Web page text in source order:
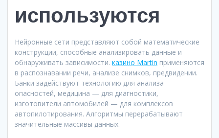
используются
Нейронные сети представляют собой математические
конструкции, способные анализировать данные и
обнаруживать зависимости. казино Martin применяются
в распознавании речи, анализе снимков, предвидении.
Банки задействуют технологию для анализа
опасностей, медицина — для диагностики,
изготовители автомобилей — для комплексов
автопилотирования. Алгоритмы перерабатывают
значительные массивы данных.